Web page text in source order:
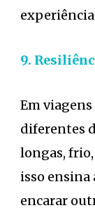
9.
Em
diferentes
longas,
isso ensina
encarar